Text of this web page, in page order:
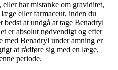
har mistanke om graviditet,
eller farmaceut, inden du
bedst at undgå at tage Benadryl
er absolut nødvendigt og efter
med Benadryl under amning er
at rådføre sig med en læge,
periode.